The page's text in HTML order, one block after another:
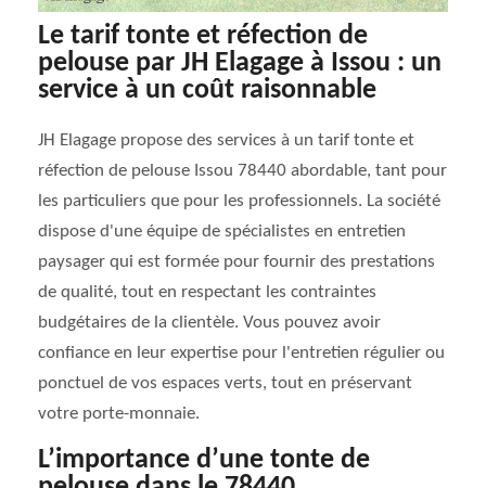
Le tarif tonte et réfection de
pelouse par JH Elagage à Issou : un
service à un coût raisonnable
JH Elagage propose des services à un tarif tonte et
réfection de pelouse Issou 78440 abordable, tant pour
les particuliers que pour les professionnels. La société
dispose d'une équipe de spécialistes en entretien
paysager qui est formée pour fournir des prestations
de qualité, tout en respectant les contraintes
budgétaires de la clientèle. Vous pouvez avoir
confiance en leur expertise pour l'entretien régulier ou
ponctuel de vos espaces verts, tout en préservant
votre porte-monnaie.
L’importance d’une tonte de